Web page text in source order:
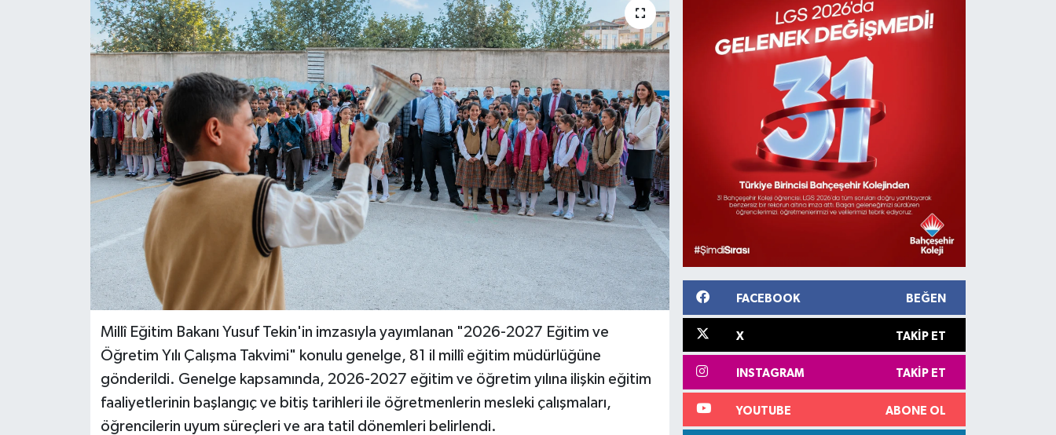
Millî Eğitim Bakanı Yusuf Tekin'in imzasıyla yayımlanan "2026-2027 Eğitim ve
Öğretim Yılı Çalışma Takvimi" konulu genelge, 81 il millî eğitim müdürlüğüne
gönderildi. Genelge kapsamında, 2026-2027 eğitim ve öğretim yılına ilişkin eğitim
faaliyetlerinin başlangıç ve bitiş tarihleri ile öğretmenlerin mesleki çalışmaları,
öğrencilerin uyum süreçleri ve ara tatil dönemleri belirlendi.
FACEBOOK BEĞEN
X TAKIP ET
INSTAGRAM TAKIP ET
YOUTUBE ABONE OL
İLÇELERİMİZ
RESMİ İLAN